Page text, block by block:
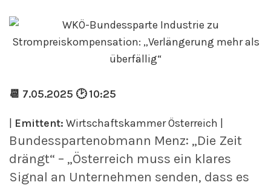
📆 7.05.2025 🕑 10:25
Emittent: Wirtschaftskammer Österreich |
Bundesspartenobmann Menz: „Die Zeit
drängt“ – „Österreich muss ein klares
Signal an Unternehmen senden, dass es